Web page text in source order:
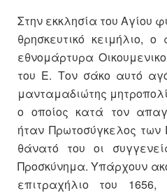
Στην εκκλησία του Αγίου
θρησκευτικό κειμήλιο,
εθνομάρτυρα
του Ε. Τον σάκο αυτό
μανταμαδιώτης
ο οποίος κατά τον
ήταν Πρωτοσύγκελος
θάνατό του οι
Προσκύνημα. Υπάρχουν
επιτραχήλιο του